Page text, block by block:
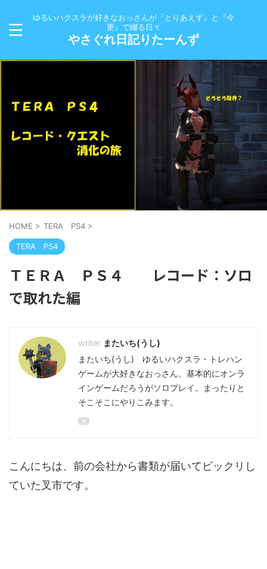
ゆるいハクスラが好きなおっさんが『とりあえず』と『今
更』で綴る日々
やさぐれ日記りたーんず
HOME > TERA PS4 >
TERA PS4
ＴＥＲＡ ＰＳ４ レコード：ソロ
で取れた編
またいち(うし)
またいち(うし) ゆるいハクスラ・トレハン
ゲームが大好きなおっさん。基本的にオンラ
インゲームだろうがソロプレイ。まったりと
そこそこにやりこみます。
こんにちは、前の会社から書類が届いてビックリし
ていた叉市です。